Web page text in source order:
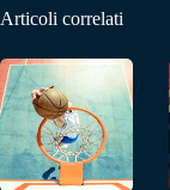
Articoli correlati